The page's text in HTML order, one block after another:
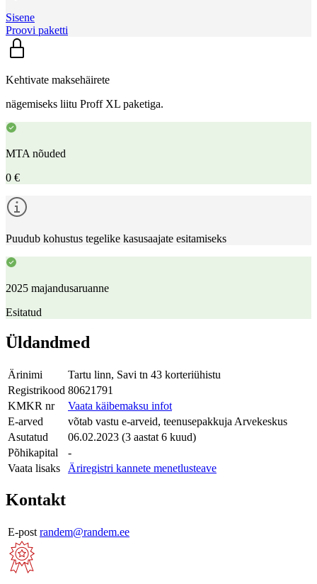
Sisene
Proovi paketti
Kehtivate maksehäirete
nägemiseks liitu Proff XL paketiga.
MTA nõuded
0 €
Puudub kohustus tegelike kasusaajate esitamiseks
2025 majandusaruanne
Esitatud
Üldandmed
Ärinimi
Tartu linn, Savi tn 43 korteriühistu
Registrikood 80621791
KMKR nr
Vaata käibemaksu infot
E-arved
võtab vastu e-arveid, teenusepakkuja Arvekeskus
Asutatud
06.02.2023 (3 aastat 6 kuud)
Põhikapital
-
Vaata lisaks
Äriregistri kannete menetlusteave
Kontakt
E-post randem@randem.ee